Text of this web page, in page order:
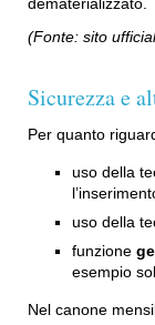
(Fonte: sito
Sicurezza e
Per quanto
uso della
uso della
funzione
esempio
Nel canone